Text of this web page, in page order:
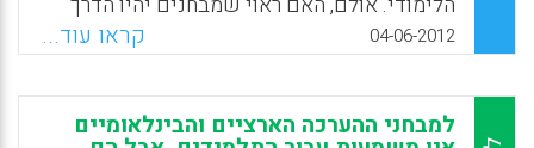
היחידה או העיקרית, להערכתם של תלמידים?
האם אין בהם מרכיב חזק ומודגש מדי של איום
על התלמידים? האם אין בהם כדי להטיל מורא על
המורים עצמם, באשר גם הם עצמם נבחנים? האם
04-06-2012 קראו עוד...
למבחני ההערכה הארציים והבינלאומיים